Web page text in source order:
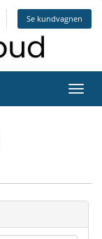
Se kundvagnen